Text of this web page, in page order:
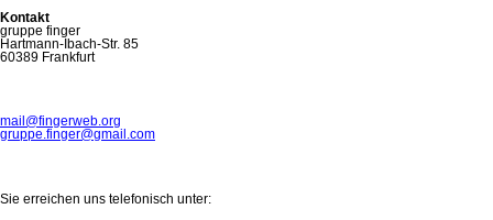
Kontakt
gruppe finger
Hartmann-Ibach-Str. 85
60389 Frankfurt
mail@fingerweb.org
gruppe.finger@gmail.com
Sie erreichen uns telefonisch unter: